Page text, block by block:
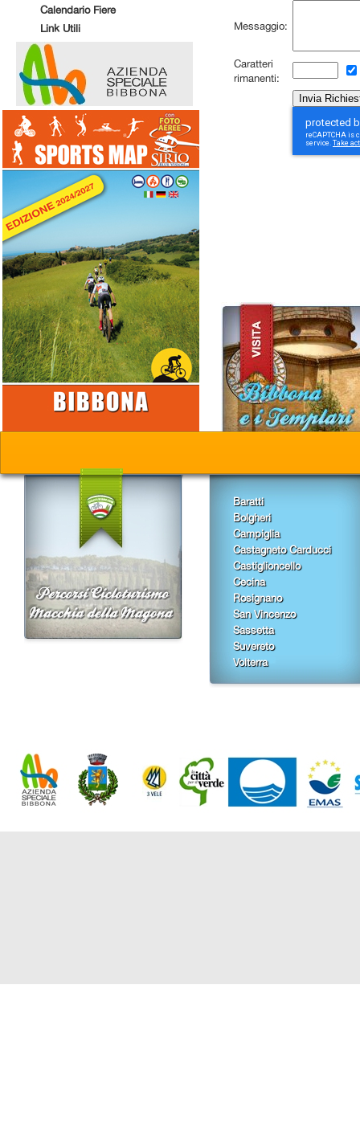
Calendario Fiere
Link Utili
Messaggio:
Caratteri
rimanenti:
Baratti
Bolgheri
Campiglia
Castagneto Carducci
Castiglioncello
Cecina
Rosignano
San Vincenzo
Sassetta
Suvereto
Volterra